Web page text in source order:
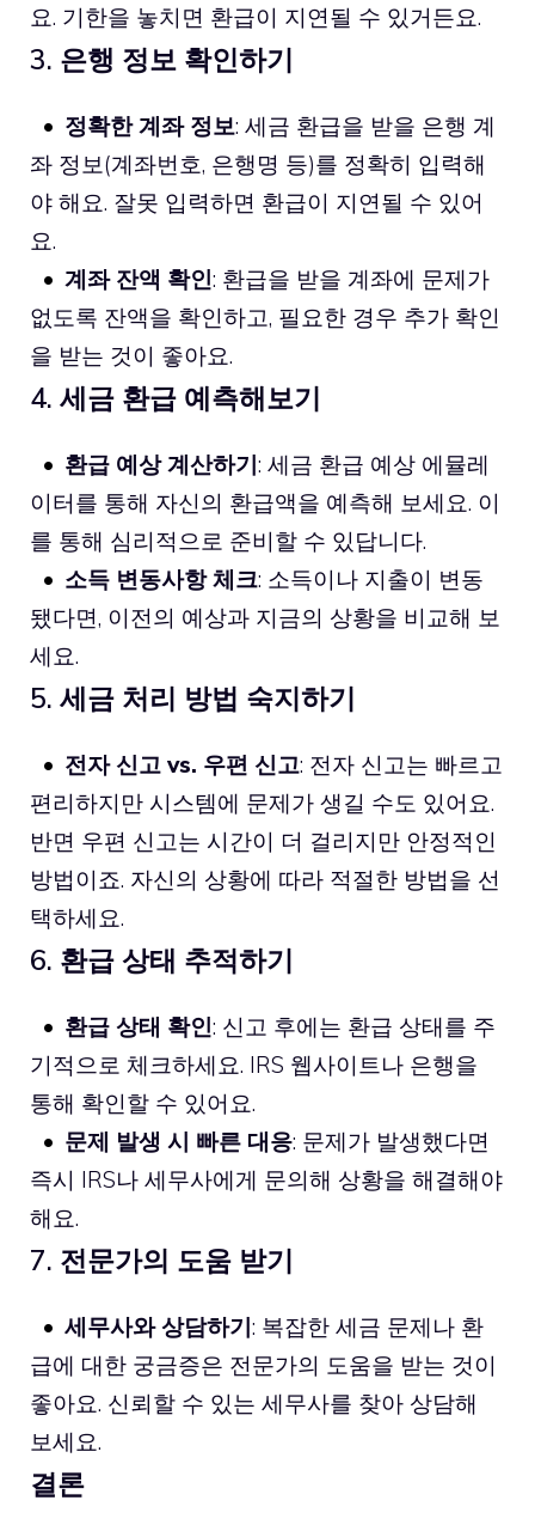
요. 기한을 놓치면 환급이 지연될 수 있거든요.
3. 은행 정보 확인하기
정확한 계좌 정보: 세금 환급을 받을 은행 계
좌 정보(계좌번호, 은행명 등)를 정확히 입력해
야 해요. 잘못 입력하면 환급이 지연될 수 있어
요.
계좌 잔액 확인: 환급을 받을 계좌에 문제가
없도록 잔액을 확인하고, 필요한 경우 추가 확인
을 받는 것이 좋아요.
4. 세금 환급 예측해보기
환급 예상 계산하기: 세금 환급 예상 에뮬레
이터를 통해 자신의 환급액을 예측해 보세요. 이
를 통해 심리적으로 준비할 수 있답니다.
소득 변동사항 체크: 소득이나 지출이 변동
됐다면, 이전의 예상과 지금의 상황을 비교해 보
세요.
5. 세금 처리 방법 숙지하기
전자 신고 vs. 우편 신고: 전자 신고는 빠르고
편리하지만 시스템에 문제가 생길 수도 있어요.
반면 우편 신고는 시간이 더 걸리지만 안정적인
방법이죠. 자신의 상황에 따라 적절한 방법을 선
택하세요.
6. 환급 상태 추적하기
환급 상태 확인: 신고 후에는 환급 상태를 주
기적으로 체크하세요. IRS 웹사이트나 은행을
통해 확인할 수 있어요.
문제 발생 시 빠른 대응: 문제가 발생했다면
즉시 IRS나 세무사에게 문의해 상황을 해결해야
해요.
7. 전문가의 도움 받기
세무사와 상담하기: 복잡한 세금 문제나 환
급에 대한 궁금증은 전문가의 도움을 받는 것이
좋아요. 신뢰할 수 있는 세무사를 찾아 상담해
보세요.
결론